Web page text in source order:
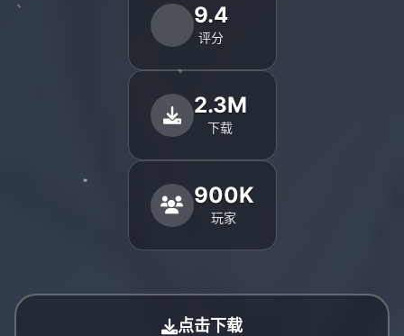
9.4
评分
2.3M
下载
900K
玩家
点击下载